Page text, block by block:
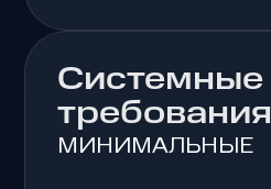
Системные
требования
МИНИМАЛЬНЫЕ